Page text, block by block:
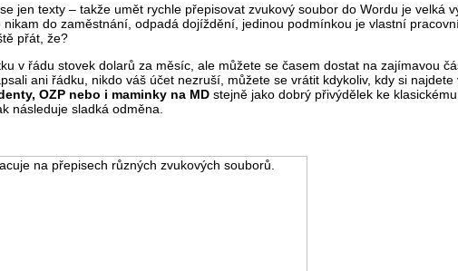
jen texty – takže umět rychle přepisovat zvukový soubor do Wordu je velká
do zaměstnání, odpadá dojíždění, jedinou podmínkou je vlastní
přát, že?
v řádu stovek dolarů za měsíc, ale můžete se časem dostat na zajímavou
ani řádku, nikdo váš účet nezruší, můžete se vrátit kdykoliv, kdy si
OZP nebo i maminky na MD stejně jako dobrý přivýdělek ke
následuje sladká odměna.